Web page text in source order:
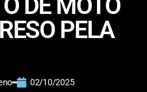
DE MOTO
PELA
02/10/2025